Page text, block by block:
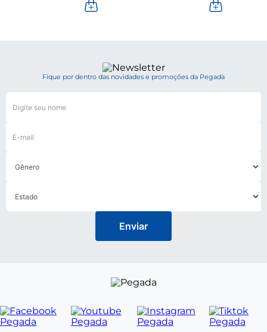
Fique por dentro das novidades e promoções da Pegada
Enviar